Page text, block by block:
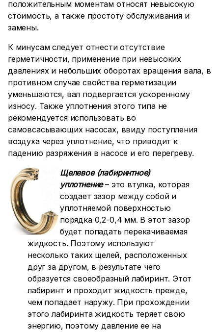
положительным моментам относят невысокую
стоимость, а также простоту обслуживания и
замены.
К минусам следует отнести отсутствие
герметичности, применение при невысоких
давлениях и небольших оборотах вращения вала, в
противном случае свойства герметизации
уменьшаются, вал подвергается ускоренному
износу. Также уплотнения этого типа не
рекомендуется использовать во
самовсасывающих насосах, ввиду поступления
воздуха через уплотнение, что приводит к
падению разряжения в насосе и его перегреву.
Щелевое (лабиринтное)
уплотнение – это втулка, которая
создает зазор между собой и
уплотняемой поверхностью
порядка 0,2-0,4 мм. В этот зазор
будет попадать перекачиваемая
жидкость. Поэтому используют
несколько таких щелей, расположенных
друг за другом, в результате чего
образуется своеобразный лабиринт. Этот
лабиринт и проходит жидкость прежде,
чем попадает наружу. При прохождении
этого лабиринта жидкость теряет свою
энергию, поэтому давление ее на